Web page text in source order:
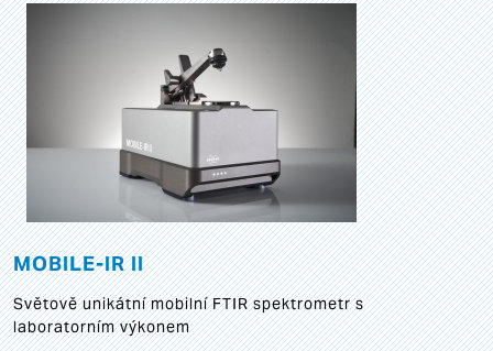
MOBILE-IR II
Světově unikátní mobilní FTIR spektrometr s
laboratorním výkonem